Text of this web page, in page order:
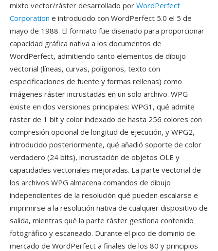
mixto vector/ráster desarrollado por WordPerfect
Corporation e introducido con WordPerfect 5.0 el 5 de
mayo de 1988. El formato fue diseñado para proporcionar
capacidad gráfica nativa a los documentos de
WordPerfect, admitiendo tanto elementos de dibujo
vectorial (líneas, curvas, polígonos, texto con
especificaciones de fuente y formas rellenas) como
imágenes ráster incrustadas en un solo archivo. WPG
existe en dos versiones principales: WPG1, qué admite
ráster de 1 bit y color indexado de hasta 256 colores con
compresión opcional de longitud de ejecución, y WPG2,
introducido posteriormente, qué añadió soporte de color
verdadero (24 bits), incrustación de objetos OLE y
capacidades vectoriales mejoradas. La parte vectorial de
los archivos WPG almacena comandos de dibujo
independientes de la resolución qué pueden escalarse e
imprimirse a la resolución nativa de cualquier dispositivo de
salida, mientras qué la parte ráster gestiona contenido
fotográfico y escaneado. Durante el pico de dominio de
mercado de WordPerfect a finales de los 80 y principios